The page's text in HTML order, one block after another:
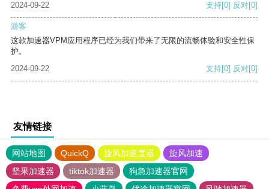
2024-09-22 支持[0] 反对[0]
游客
这款加速器VPM应用程序已经为我们带来了无限的流畅体验和安全性保
护。
2024-09-22
支持[0] 反对[0]
友情链接
网站地图 QuickQ 旋风加速度器
旋风加速
坚果加速器
tiktok加速器
狗急加速器官网